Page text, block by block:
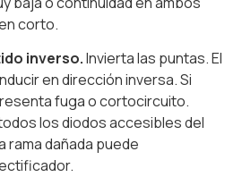
corto.
inverso.Invierta las puntas. El
en dirección inversa. Si
fuga o cortocircuito.
los diodos accesibles del
rama dañada puede